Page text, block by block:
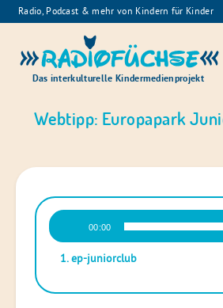
Skip
to
Radio, Podcast & mehr von Kindern für Kinder
Radiofüchse
Das interkulturelle Kindermedienprojekt
Webtipp: Europapark
Audio-
Player
00:00
1.ep-juniorclub